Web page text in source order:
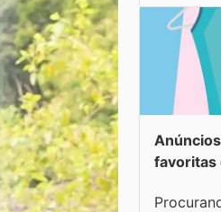
favoritas